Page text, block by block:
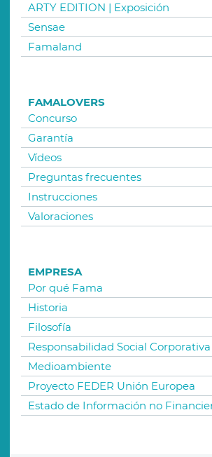
ARTY EDITION | Exposición
Sensae
Famaland
FAMALOVERS
Concurso
Garantía
Vídeos
Preguntas frecuentes
Instrucciones
Valoraciones
EMPRESA
Por qué Fama
Historia
Filosofía
Responsabilidad Social Corporativa
Medioambiente
Proyecto FEDER Unión Europea
Estado de Información no